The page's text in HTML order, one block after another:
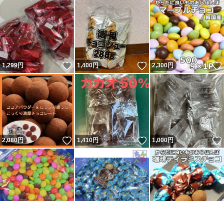
1,299円 いいね！
1,400円 いいね！
2,300円
2,080円 いいね！
1,410円 いいね！
1,000円